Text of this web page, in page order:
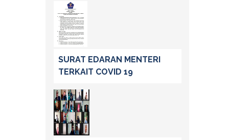
SURAT EDARAN MENTERI
TERKAIT COVID 19